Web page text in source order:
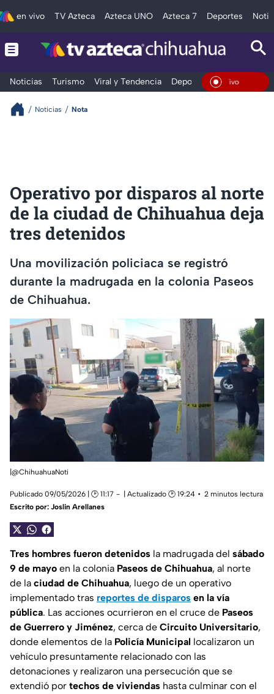
en vivo TV Azteca Azteca UNO Azteca 7 Deportes
Noticias Turismo Viral y Tendencia Deportes Espectáculos
En Vivo
Noticias Nota
Operativo por disparos al norte
de la ciudad de Chihuahua deja
tres detenidos
Una movilización policiaca se registró
durante la madrugada en la colonia Paseos
de Chihuahua.
|@ChihuahuaNoti
Publicado 09/05/2026 | 🕑 11:17 | Actualizado 🕑 19:24
2 minutos lectura
Escrito por: Joslin Arellanes
Tres hombres fueron detenidos la madrugada del sábado
9 de mayo en la colonia Paseos de Chihuahua, al norte
de la ciudad de Chihuahua, luego de un operativo
implementado tras reportes de disparos en la vía
pública. Las acciones ocurrieron en el cruce de Paseos
de Guerrero y Jiménez, cerca de Circuito Universitario,
donde elementos de la Policía Municipal localizaron un
vehículo presuntamente relacionado con las
detonaciones y realizaron una persecución que se
extendió por techos de viviendas hasta culminar con el